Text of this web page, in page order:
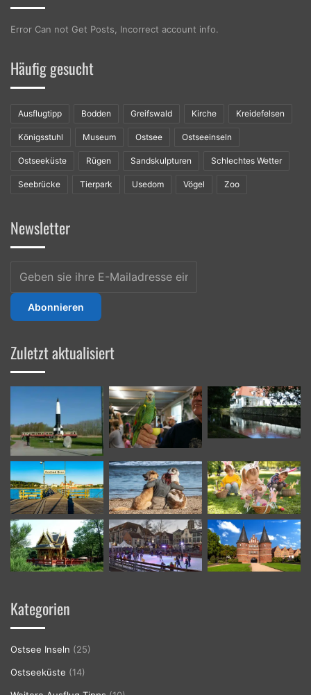
Error Can not Get Posts, Incorrect account info.
Häufig gesucht
Ausflugtipp Bodden Greifswald Kirche Kreidefelsen
Königsstuhl Museum Ostsee Ostseeinseln
Ostseeküste Rügen Sandskulpturen Schlechtes Wetter
Seebrücke Tierpark Usedom Vögel Zoo
Newsletter
sie
ihre
Zuletzt aktualisiert
Kategorien
Ostsee Inseln (25)
Ostseeküste (14)